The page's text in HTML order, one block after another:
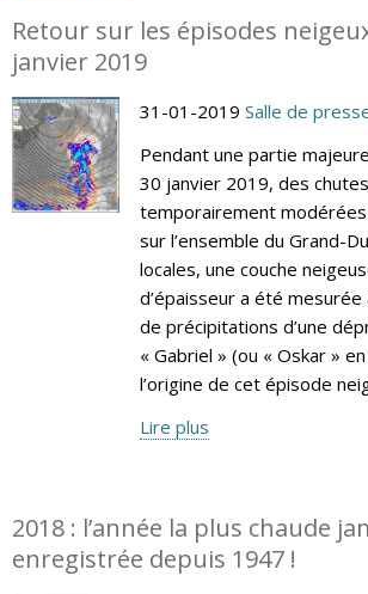
Retour sur les épisodes
janvier 2019
31-01-2019 Salle de
Pendant une partie
30 janvier 2019, des
temporairement
sur l’ensemble du Grand-
locales, une couche
d’épaisseur a été mesurée
de précipitations d’une
« Gabriel » (ou « Oskar »
l’origine de cet épisode
Lire plus
2018 : l’année la plus chaude
enregistrée depuis 1947 !